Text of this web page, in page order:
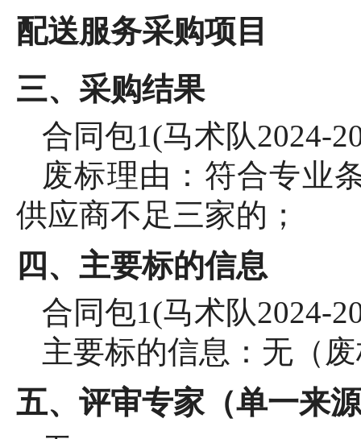
配送服务采购项目
三、采购结果
合同包1(马术队2024-
废标理由：符合专业
供应商不足三家的；
四、主要标的信息
合同包1(马术队2024-
主要标的信息：无（
五、评审专家（单一来